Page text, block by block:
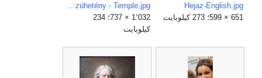
Hejaz-English.jpg
651 × 599؛ 273 كيلوبايت
1٬032 × 737؛ 234
كيلوبايت